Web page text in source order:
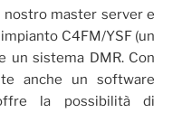
master server e
C4FM/YSF (un
un sistema DMR. Con
anche un software
la possibilità di